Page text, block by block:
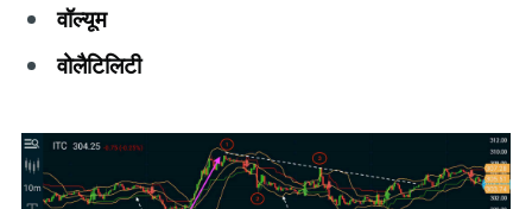
वॉल्यूम
वोलैटिलिटी